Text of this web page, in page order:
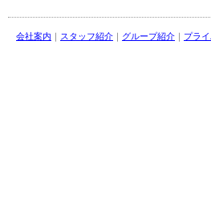
会社案内 ｜ スタッフ紹介 ｜ グループ紹介 ｜ プラ